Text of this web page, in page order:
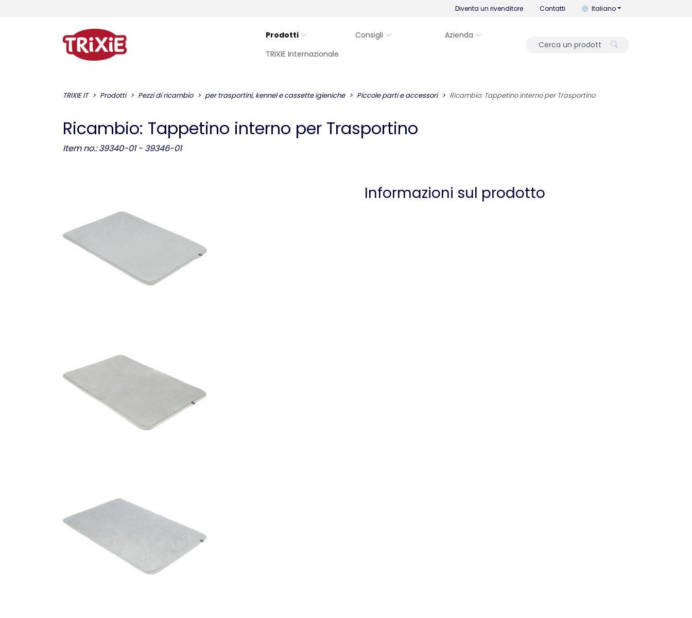
Diventa un rivenditore Contatti Puoi cambiare la lingua con
Italiano
Prodotti Consigli
Azienda
TRIXIE Internazionale
TRIXIE IT Prodotti Pezzi di ricambio per trasportini, kennel e cassette igieniche Piccole parti e accessori Ricambio: Tappetino interno per Trasportino
Ricambio: Tappetino interno per Trasportino
Item no.: 39340-01 - 39346-01
Informazioni sul prodotto